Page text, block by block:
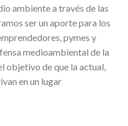
ambiente a través de las
ser un aporte para los
pymes y
medioambiental de la
objetivo de que la actual,
en un lugar